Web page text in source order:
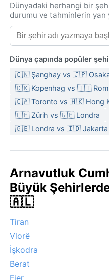
Dünyadaki herhangi bir
durumu ve tahminlerin yan
Dünya çapında popüler
🇨🇳 Şanghay vs 🇯🇵
🇩🇰 Kopenhag vs 🇮🇹
🇨🇦 Toronto vs 🇭🇰 Hong
🇨🇭 Zürih vs 🇬🇧 Londra
🇬🇧 Londra vs 🇮🇩 Jakarta
Arnavutluk
Büyük
🇦🇱
Tiran
Vlorë
İşkodra
Berat
Fier